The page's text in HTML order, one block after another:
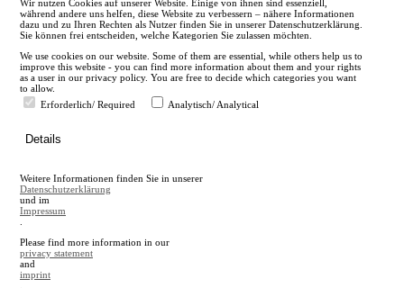
en
A
A
Wir nutzen Cookies auf unserer Website. Einige von ihnen sind essenziell,
während andere uns helfen, diese Website zu verbessern – nähere Informationen
dazu und zu Ihren Rechten als Nutzer finden Sie in unserer Datenschutzerklärung.
Sie können frei entscheiden, welche Kategorien Sie zulassen möchten.
We use cookies on our website. Some of them are essential, while others help us to
improve this website - you can find more information about them and your rights
as a user in our privacy policy. You are free to decide which categories you want
to allow.
Erforderlich/ Required
Analytisch/ Analytical
Details
Weitere Informationen finden Sie in unserer
Datenschutzerklärung
und im
Impressum
Please find more information in our
privacy statement
and
imprint